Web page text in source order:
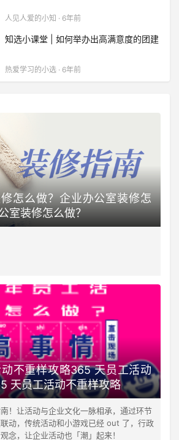
人见人爱的小知 · 6年前
知选小课堂 | 如何举办出高满意度的团建
热爱学习的小选 · 6年前
怎么做？企业办公室装修怎
室装修怎么做？
不重样攻略365 天员工活动
天员工活动不重样攻略
！让活动与企业文化一脉相承，通过环节
动，传统活动和小游戏已经 out 了，行政
念，让企业活动也「潮」起来！